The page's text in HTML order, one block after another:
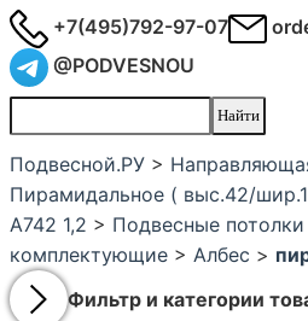
+7(495)792-97-07
@PODVESNOU
Подвесной.РУ >
Пирамидальное ( выс.42/
А742 1,2 > Подвесные потолки
комплектующие > Албес >
Фильтр и категории